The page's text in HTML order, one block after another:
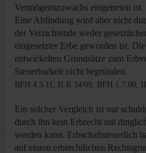
Vermögenszuwachs eingetreten ist.
Eine Abfindung wird aber nicht
der Verzichtende weder
eingesetzter Erbe geworden ist.
entwickelten Grundsätze zum
Steuerbarkeit nicht begründen.
BFH 4.5.11, II R 34/09, BFH 1.7.08,
Ein solcher Vergleich ist nur
durch ihn kein Erbrecht mit
werden kann. Erbschaftsteuerlich
auf einem erbrechtlichen